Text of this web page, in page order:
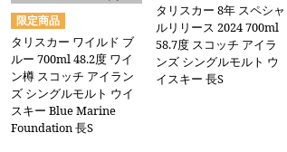
タリスカー ワイルド ブ
ルー 700ml 48.2度 ワイ
ン樽 スコッチ アイラン
ズ シングルモルト ウイ
スキー Blue Marine
Foundation 長S
タリスカー 8年 スペシャ
ルリリース 2024 700ml
58.7度 スコッチ アイラ
ンズ シングルモルト ウ
イスキー 長S